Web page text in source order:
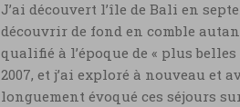
J’ai découvert l’île de Bali en
découvrir de fond en comble
qualifié à l’époque de « plus
2007, et j’ai exploré à nouveau et
longuement évoqué ces séjours